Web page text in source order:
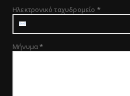
Ηλεκτρονικό ταχυδρομείο *
Μήνυμα*